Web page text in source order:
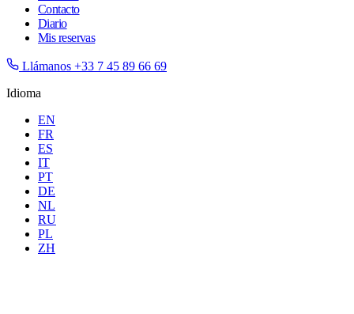
Contacto
Diario
Mis reservas
Llámanos +33 7 45 89 66 69
Idioma
EN
FR
ES
IT
PT
DE
NL
RU
PL
ZH
Dónde Todas